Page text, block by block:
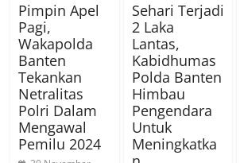
Pimpin Apel
Pagi,
Wakapolda
Banten
Tekankan
Netralitas
Polri Dalam
Mengawal
Pemilu 2024
Sehari Terjadi
2 Laka
Lantas,
Kabidhumas
Polda Banten
Himbau
Pengendara
Untuk
Meningkatka